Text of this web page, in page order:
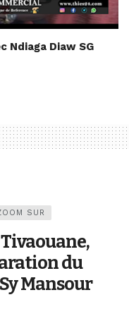
Diaw SG
SUR
du
Mansour